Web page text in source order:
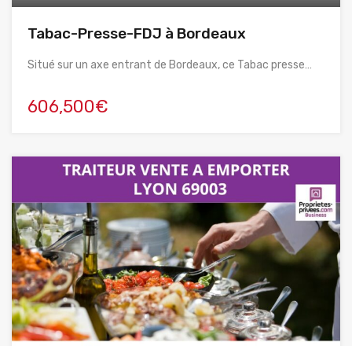
Tabac-Presse-FDJ à Bordeaux
Situé sur un axe entrant de Bordeaux, ce Tabac presse…
606,500€